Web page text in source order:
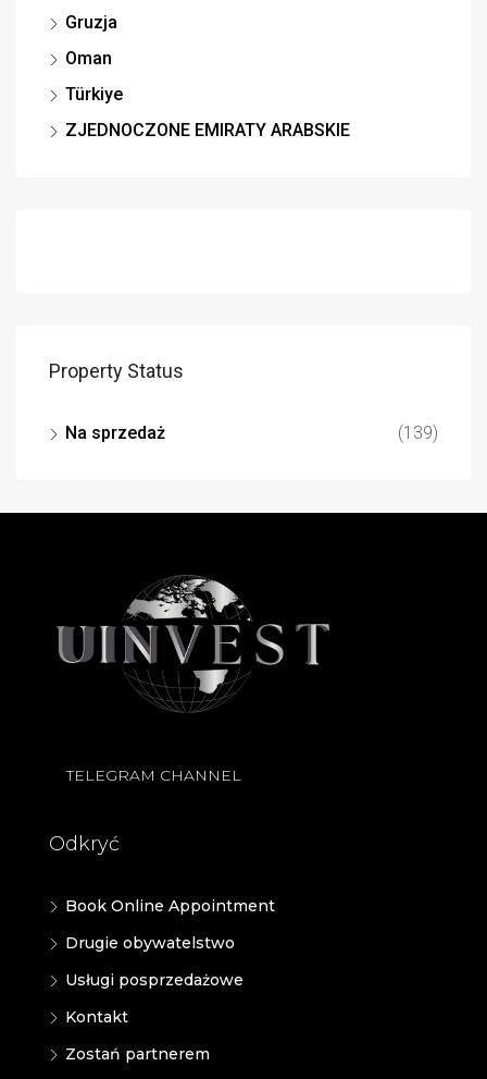
Gruzja
Oman
Türkiye
ZJEDNOCZONE EMIRATY ARABSKIE
Property Status
Na sprzedaż (139)
TELEGRAM CHANNEL
Odkryć
Book Online Appointment
Drugie obywatelstwo
Usługi posprzedażowe
Kontakt
Zostań partnerem